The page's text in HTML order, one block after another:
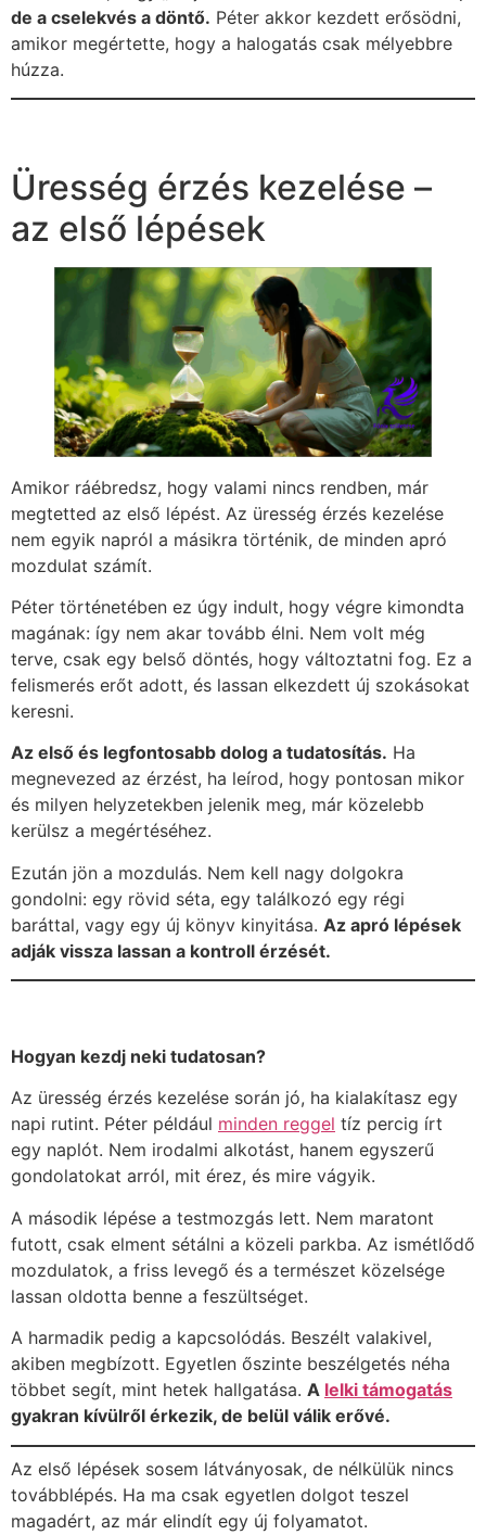
de a cselekvés a döntő. Péter akkor kezdett erősödni,
amikor megértette, hogy a halogatás csak mélyebbre
húzza.
Üresség érzés kezelése –
az első lépések
Amikor ráébredsz, hogy valami nincs rendben, már
megtetted az első lépést. Az üresség érzés kezelése
nem egyik napról a másikra történik, de minden apró
mozdulat számít.
Péter történetében ez úgy indult, hogy végre kimondta
magának: így nem akar tovább élni. Nem volt még
terve, csak egy belső döntés, hogy változtatni fog. Ez a
felismerés erőt adott, és lassan elkezdett új szokásokat
keresni.
Az első és legfontosabb dolog a tudatosítás. Ha
megnevezed az érzést, ha leírod, hogy pontosan mikor
és milyen helyzetekben jelenik meg, már közelebb
kerülsz a megértéséhez.
Ezután jön a mozdulás. Nem kell nagy dolgokra
gondolni: egy rövid séta, egy találkozó egy régi
baráttal, vagy egy új könyv kinyitása. Az apró lépések
adják vissza lassan a kontroll érzését.
Hogyan kezdj neki tudatosan?
Az üresség érzés kezelése során jó, ha kialakítasz egy
napi rutint. Péter például minden reggel tíz percig írt
egy naplót. Nem irodalmi alkotást, hanem egyszerű
gondolatokat arról, mit érez, és mire vágyik.
A második lépése a testmozgás lett. Nem maratont
futott, csak elment sétálni a közeli parkba. Az ismétlődő
mozdulatok, a friss levegő és a természet közelsége
lassan oldotta benne a feszültséget.
A harmadik pedig a kapcsolódás. Beszélt valakivel,
akiben megbízott. Egyetlen őszinte beszélgetés néha
többet segít, mint hetek hallgatása. A lelki támogatás
gyakran kívülről érkezik, de belül válik erővé.
Az első lépések sosem látványosak, de nélkülük nincs
továbblépés. Ha ma csak egyetlen dolgot teszel
magadért, az már elindít egy új folyamatot.